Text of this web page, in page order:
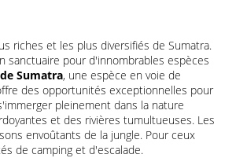
riches et les plus diversifiés de Sumatra.
sanctuaire pour d'innombrables espèces
Sumatra, une espèce en voie de
des opportunités exceptionnelles pour
pleinement dans la nature
et des rivières tumultueuses. Les
envoûtants de la jungle. Pour ceux
de camping et d'escalade.